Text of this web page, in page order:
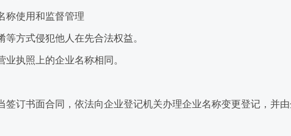
称使用和监督管理
方式侵犯他人在先合法权益。
执照上的企业名称相同。
书面合同，依法向企业登记机关办理企业名称变更登记，并